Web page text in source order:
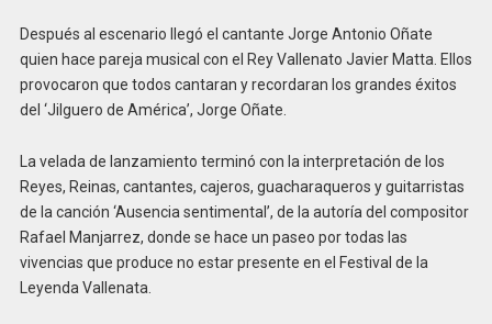
Después al escenario llegó el cantante Jorge Antonio Oñate
quien hace pareja musical con el Rey Vallenato Javier Matta. Ellos
provocaron que todos cantaran y recordaran los grandes éxitos
del ‘Jilguero de América’, Jorge Oñate.
La velada de lanzamiento terminó con la interpretación de los
Reyes, Reinas, cantantes, cajeros, guacharaqueros y guitarristas
de la canción ‘Ausencia sentimental’, de la autoría del compositor
Rafael Manjarrez, donde se hace un paseo por todas las
vivencias que produce no estar presente en el Festival de la
Leyenda Vallenata.